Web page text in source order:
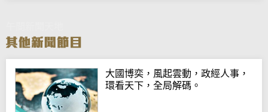
大國博奕，風起雲動，政經人事，
環看天下，全局解碼。